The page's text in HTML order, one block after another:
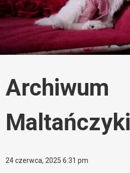
Archiwum
Maltańczyki
24 czerwca, 2025 6:31 pm